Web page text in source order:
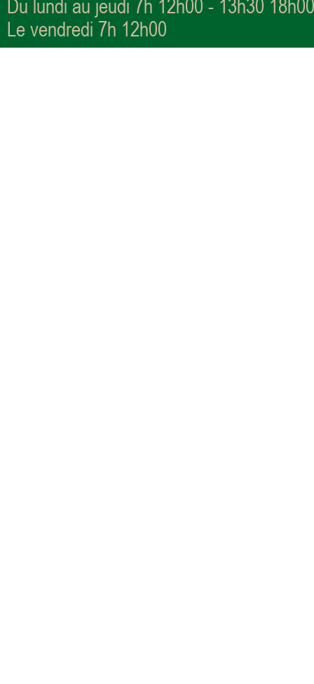
Du lundi au jeudi 7h 12h00 - 13h30 18h00
Le vendredi 7h 12h00